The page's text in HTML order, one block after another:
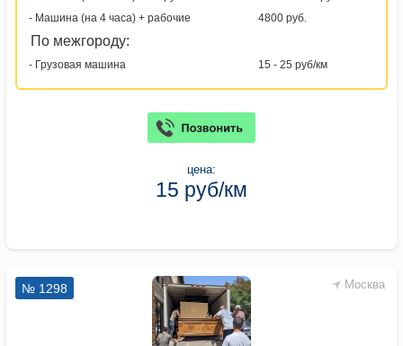
- Машина (на 4 часа) + рабочие
4800 руб.
По межгороду:
- Грузовая машина 15 - 25 руб/км
цена:
15 руб/км
Москва
№ 1298